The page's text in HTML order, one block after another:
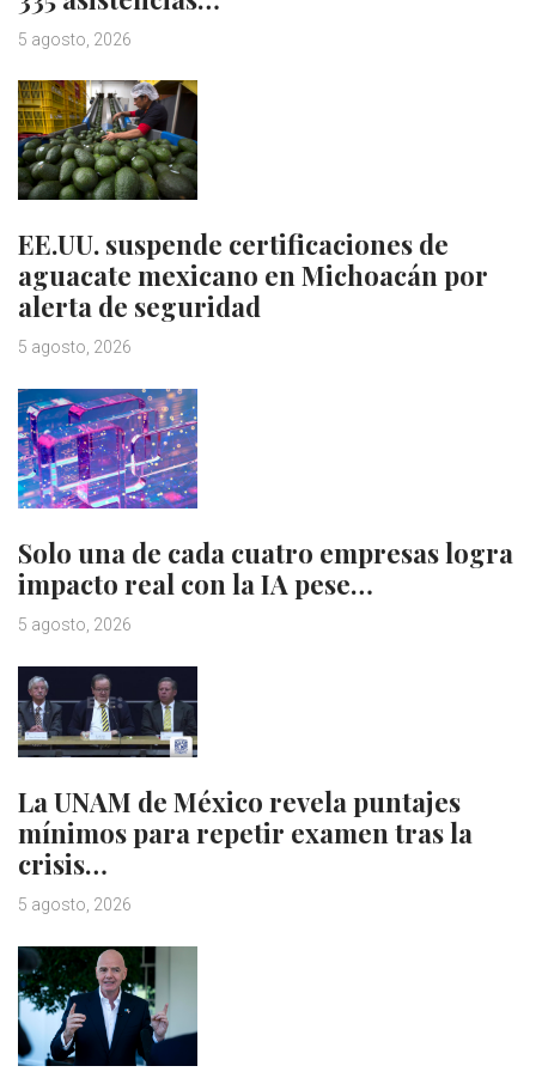
5 agosto, 2026
EE.UU. suspende certificaciones de
aguacate mexicano en Michoacán por
alerta de seguridad
5 agosto, 2026
Solo una de cada cuatro empresas logra
impacto real con la IA pese…
5 agosto, 2026
La UNAM de México revela puntajes
mínimos para repetir examen tras la
crisis…
5 agosto, 2026